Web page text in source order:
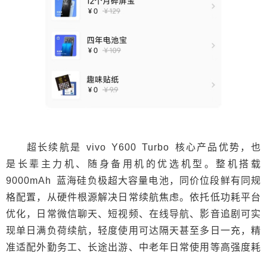
超长续航是 vivo Y600 Turbo 核心产品优势，也
是长辈主力机、随身备用机的优选机型。整机搭载
9000mAh 蓝海硅负极超大容量电池，同价位段鲜有同规
格配置，从硬件根源解决日常续航焦虑。依托低功耗平台
优化，日常微信聊天、短视频、在线导航、影音追剧可实
现单日满负荷续航，轻度使用可达隔天甚至多日一充，精
准适配外勤务工、长途出游、中老年日常使用等高强度耗